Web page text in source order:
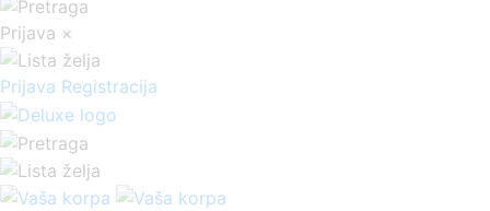
Prijava ×
Prijava Registracija